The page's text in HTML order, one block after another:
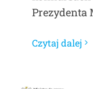
Prezydenta
Czytaj dalej